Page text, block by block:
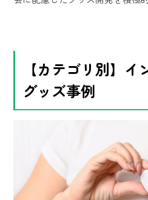
【カテゴリ別】
グッズ事例